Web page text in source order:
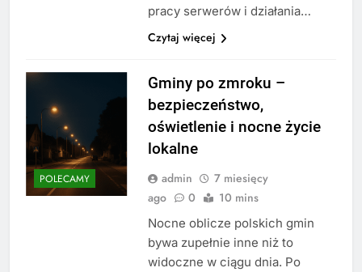
pracy serwerów i działania…
Czytaj więcej
POLECAMY
Gminy po zmroku –
bezpieczeństwo,
oświetlenie i nocne życie
lokalne
admin
7 miesięcy
ago
0 10 mins
Nocne oblicze polskich gmin
bywa zupełnie inne niż to
widoczne w ciągu dnia. Po